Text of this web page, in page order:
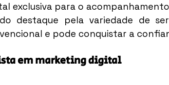
exclusiva para o
destaque pela variedade de
e pode conquistar a
em marketing digital